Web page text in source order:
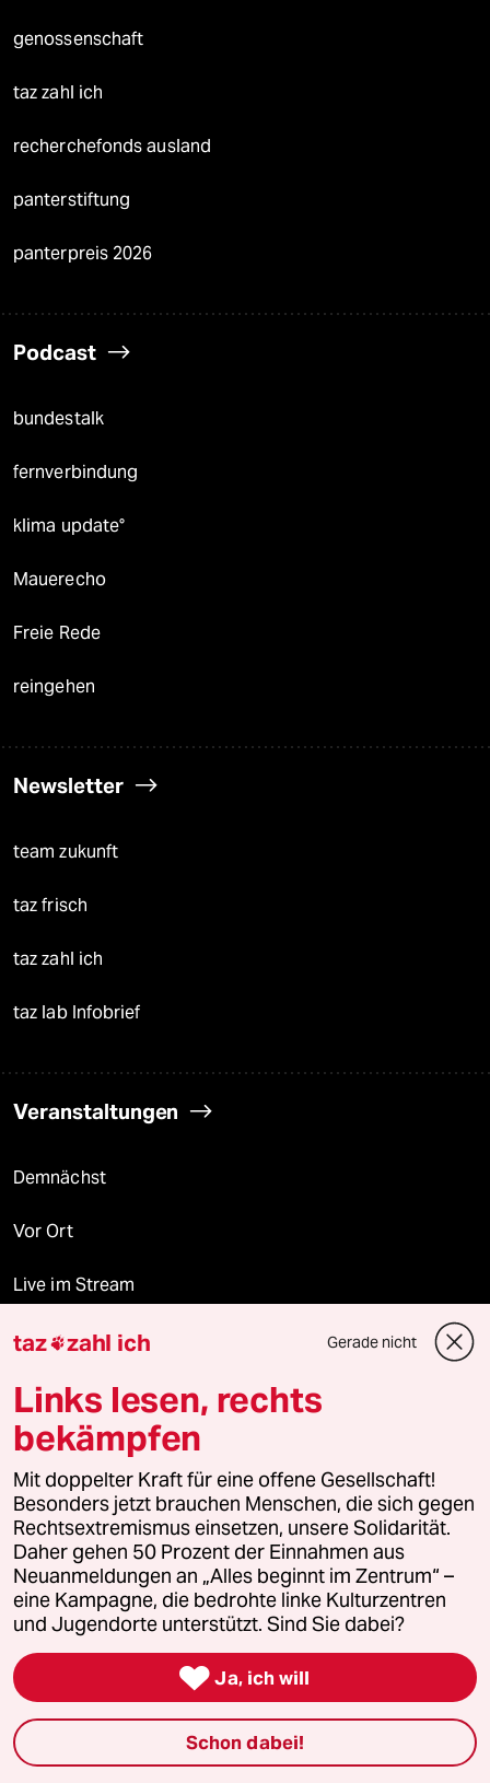
genossenschaft
taz zahl ich
recherchefonds ausland
panterstiftung
panterpreis 2026
Podcast
bundestalk
fernverbindung
klima update°
Mauerecho
Freie Rede
reingehen
Newsletter
team zukunft
taz frisch
taz zahl ich
taz lab Infobrief
Veranstaltungen
Demnächst
Vor Ort
Live im Stream
Vergangene
taz lab 2027
Mehr taz Lesestoff
taz Blogs
taz FUTURZWEI
Le Monde diplomatique
taz Archiv
taz zahl ich Gerade nicht
Links lesen, rechts
bekämpfen
Mit doppelter Kraft für eine offene Gesellschaft!
Besonders jetzt brauchen Menschen, die sich gegen
Rechtsextremismus einsetzen, unsere Solidarität.
Daher gehen 50 Prozent der Einnahmen aus
Neuanmeldungen an „Alles beginnt im Zentrum“ –
eine Kampagne, die bedrohte linke Kulturzentren
und Jugendorte unterstützt. Sind Sie dabei?
 Ja, ich will
Schon dabei!